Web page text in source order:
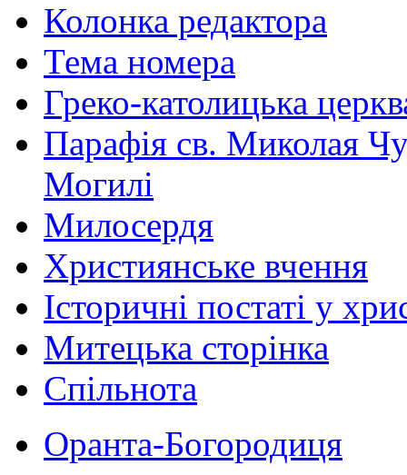
Колонка редактора
Тема номера
Греко-католицька
Парафія св. Миколая
Могилі
Милосердя
Християнське вчення
Історичні постаті у
Митецька сторінка
Спільнота
Оранта-Богородиця